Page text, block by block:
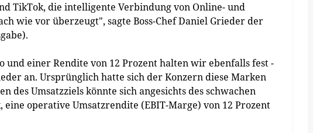
TikTok, die intelligente Verbindung von Online- und
wie vor überzeugt", sagte Boss-Chef Daniel Grieder der
und einer Rendite von 12 Prozent halten wir ebenfalls fest -
an. Ursprünglich hatte sich der Konzern diese Marken
des Umsatzziels könnte sich angesichts des schwachen
operative Umsatzrendite (EBIT-Marge) von 12 Prozent